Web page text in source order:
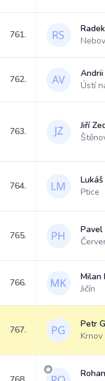
761.
762.
Ústí
763.
Jiří
764.
Ptice
765.
Pavel
766.
Milan
Jičín
767.
Petr
Krnov
Rohan